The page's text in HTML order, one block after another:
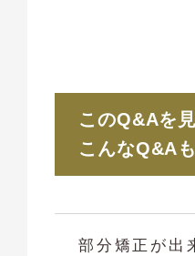
このQ&Aを
こんなQ&A
部分矯正が出